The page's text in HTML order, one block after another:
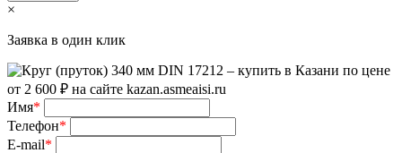
×
Заявка в один клик
Имя*
Телефон*
E-mail*